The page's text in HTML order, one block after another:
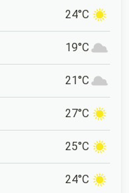
24°C
19°C
21°C
27°C
25°C
24°C